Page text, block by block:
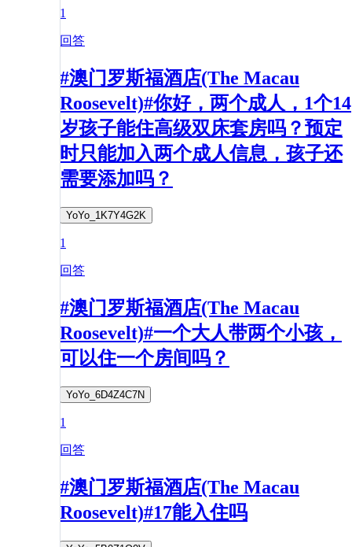
1
回答
#澳门罗斯福酒店(The Macau
Roosevelt)#你好，两个成人，1个14
岁孩子能住高级双床套房吗？预定
时只能加入两个成人信息，孩子还
需要添加吗？
YoYo_1K7Y4G2K
1
回答
#澳门罗斯福酒店(The Macau
Roosevelt)#一个大人带两个小孩，
可以住一个房间吗？
YoYo_6D4Z4C7N
1
回答
#澳门罗斯福酒店(The Macau
Roosevelt)#17能入住吗